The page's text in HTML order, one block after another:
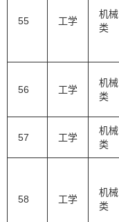
55 工学
机械
类
56 工学
机械
类
57 工学
机械
类
58 工学
机械
类